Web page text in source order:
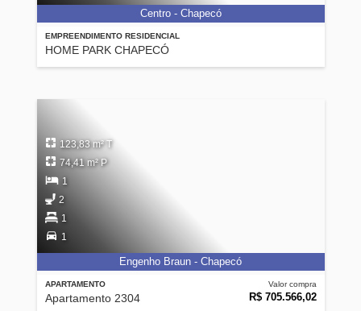
EMPREENDIMENTO RESIDENCIAL
HOME PARK CHAPECÓ
Centro - Chapecó
APARTAMENTO
Apartamento 2304
Valor compra
R$ 705.566,02
123,83 m² T
74,41 m² P
1
2
1
1
Engenho Braun - Chapecó